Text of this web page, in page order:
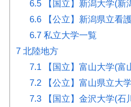
6.5【国立】新潟大学(新
6.6【公立】新潟県立看
6.7私立大学一覧
7 北陸地方
7.1 【国立】富山大学(富
7.2【公立】富山県立大
7.3【国立】金沢大学(石